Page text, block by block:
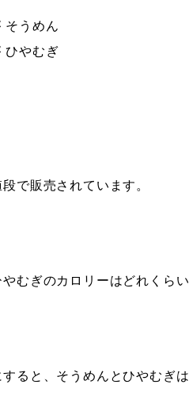
そうめん
ひやむぎ
で販売されています。
むぎのカロリーはどれくらい
ると、そうめんとひやむぎ